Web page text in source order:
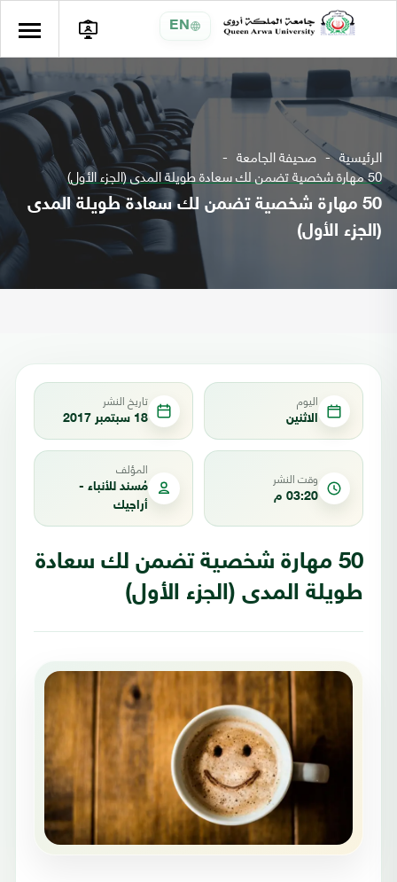
EN
الرئيسية صحيفة الجامعة
50 مهارة شخصية تضمن لك سعادة طويلة المدى (الجزء الأول)
50 مهارة شخصية تضمن لك سعادة طويلة المدى
(الجزء الأول)
اليوم
الاثنين
تاريخ النشر
18 سبتمبر 2017
وقت النشر
03:20 م
المؤلف
مُسند للأنباء -
أراجيك
50 مهارة شخصية تضمن لك سعادة
طويلة المدى (الجزء الأول)